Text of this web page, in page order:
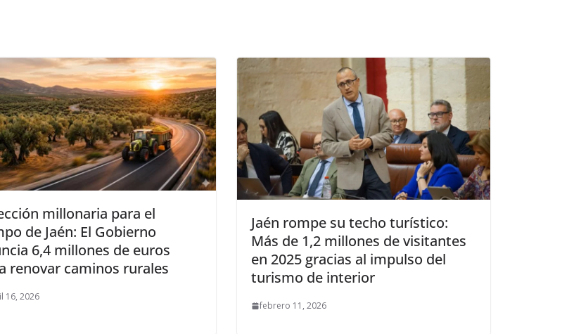
millonaria para el
de Jaén: El Gobierno
6,4 millones de euros
renovar caminos rurales
16, 2026
Jaén rompe su techo turístico:
Más de 1,2 millones de visitantes
en 2025 gracias al impulso del
turismo de interior
febrero 11, 2026